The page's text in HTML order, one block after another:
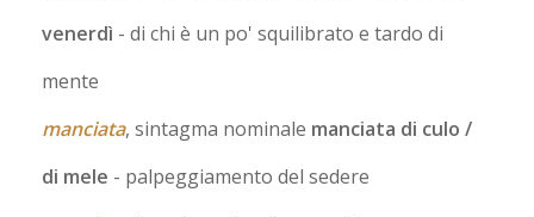
venerdì - di chi è un po' squilibrato e tardo di
mente
manciata, sintagma nominale manciata di culo /
di mele - palpeggiamento del sedere